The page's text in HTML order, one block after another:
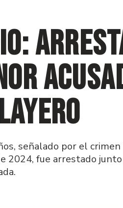
señalado por el
2024, fue arrestado